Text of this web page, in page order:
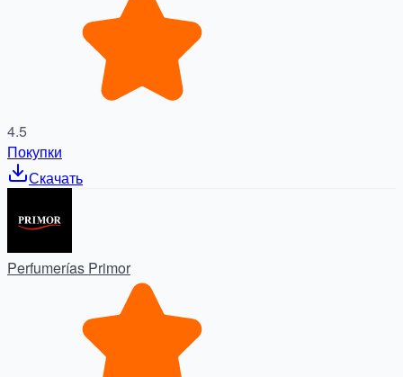
4.5
Покупки
Скачать
Perfumerías Primor